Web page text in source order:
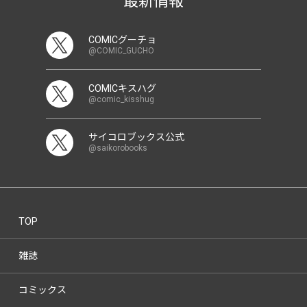
COMICグーチョ
@COMIC_GUCHO
COMICキスハグ
@comic_kisshug
サイコロブックス公式
@saikorobooks
TOP
雑誌
コミックス